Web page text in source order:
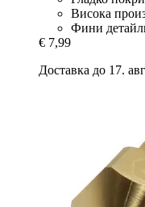
Висока
Фини
€ 7,99
Доставка до 17.